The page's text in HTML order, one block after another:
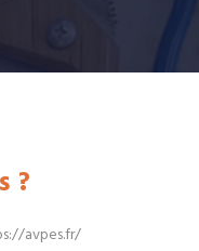
?
avpes.fr/